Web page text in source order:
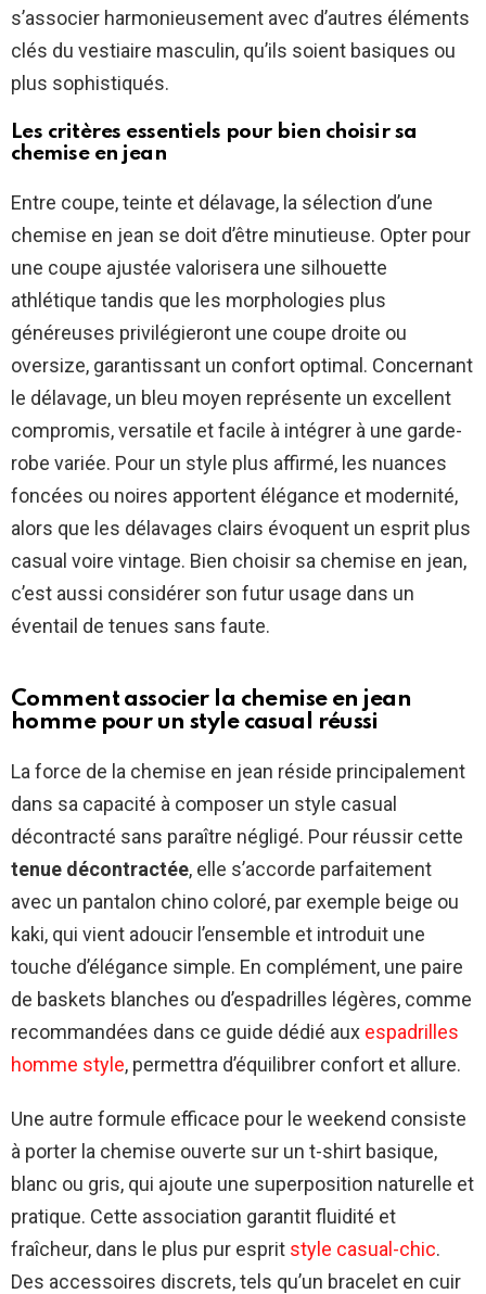
s’associer harmonieusement avec d’autres éléments
clés du vestiaire masculin, qu’ils soient basiques ou
plus sophistiqués.
Les critères essentiels pour bien choisir sa
chemise en jean
Entre coupe, teinte et délavage, la sélection d’une
chemise en jean se doit d’être minutieuse. Opter pour
une coupe ajustée valorisera une silhouette
athlétique tandis que les morphologies plus
généreuses privilégieront une coupe droite ou
oversize, garantissant un confort optimal. Concernant
le délavage, un bleu moyen représente un excellent
compromis, versatile et facile à intégrer à une garde-
robe variée. Pour un style plus affirmé, les nuances
foncées ou noires apportent élégance et modernité,
alors que les délavages clairs évoquent un esprit plus
casual voire vintage. Bien choisir sa chemise en jean,
c’est aussi considérer son futur usage dans un
éventail de tenues sans faute.
Comment associer la chemise en jean
homme pour un style casual réussi
La force de la chemise en jean réside principalement
dans sa capacité à composer un style casual
décontracté sans paraître négligé. Pour réussir cette
tenue décontractée, elle s’accorde parfaitement
avec un pantalon chino coloré, par exemple beige ou
kaki, qui vient adoucir l’ensemble et introduit une
touche d’élégance simple. En complément, une paire
de baskets blanches ou d’espadrilles légères, comme
recommandées dans ce guide dédié aux espadrilles
homme style, permettra d’équilibrer confort et allure.
Une autre formule efficace pour le weekend consiste
à porter la chemise ouverte sur un t-shirt basique,
blanc ou gris, qui ajoute une superposition naturelle et
pratique. Cette association garantit fluidité et
fraîcheur, dans le plus pur esprit style casual-chic.
Des accessoires discrets, tels qu’un bracelet en cuir